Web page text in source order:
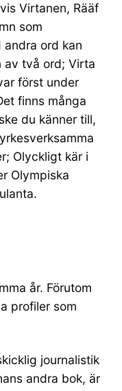
Virtanen, Rääf
som
andra ord kan
av två ord; Virta
först under
finns många
du känner till,
Olyckligt kär i
Olympiska
år. Förutom
profiler som
journalistik
andra bok, är